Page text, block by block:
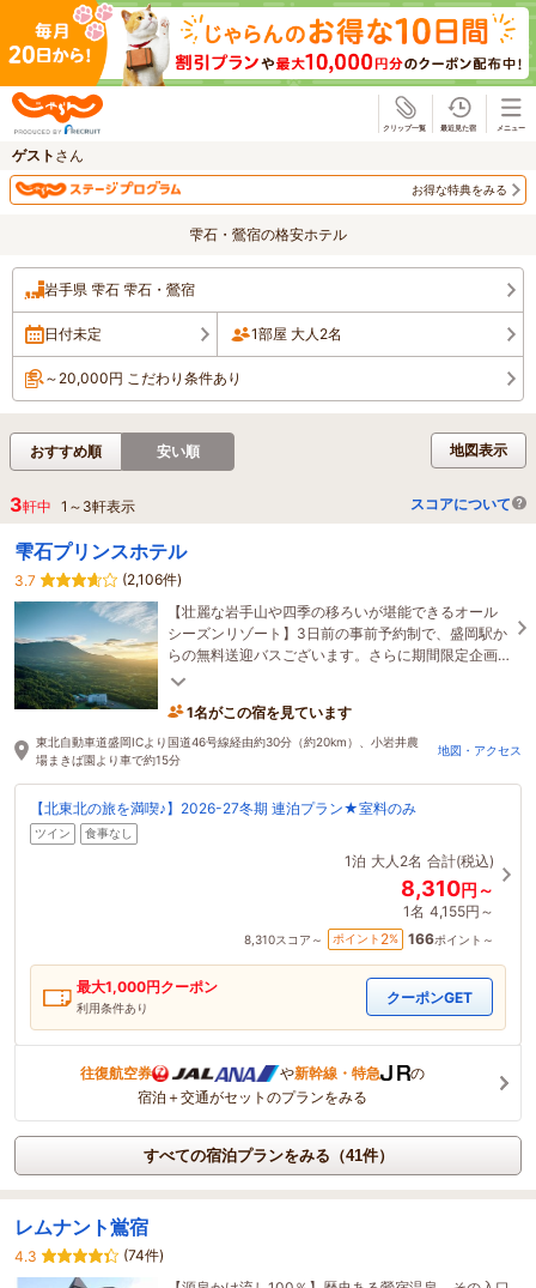
ゲスト さん
お得な特典をみる
雫石・鶯宿の格安ホテル
岩手県 雫石 雫石・鶯宿
日付未定 1部屋 大人2名
～20,000円 こだわり条件あり
地図表示
おすすめ順 安い順
3軒中 1 ～ 3軒表示 スコアについて
雫石プリンスホテル
3.7
(2,106件)
【壮麗な岩手山や四季の移ろいが堪能できるオール
シーズンリゾート】3日前の事前予約制で、盛岡駅か
らの無料送迎バスございます。さらに期間限定企画
プランなど好評販売中です♪
1名がこの宿を見ています
東北自動車道盛岡ICより国道46号線経由約30分（約20km）、小岩井農
場まきば園より車で約15分
地図・アクセス
【北東北の旅を満喫♪】2026-27冬期 連泊プラン★室料のみ
ツイン 食事なし
1泊 大人2名 合計(税込)
8,310円～
1名 4,155円～
8,310スコア～ ポイント 2% 166ポイント～
最大1,000円クーポン
利用条件あり
クーポンGET
往復航空券 や新幹線・特急
の
宿泊＋交通がセットのプランをみる
すべての宿泊プランをみる（41件）
レムナント鴬宿
4.3
(74件)